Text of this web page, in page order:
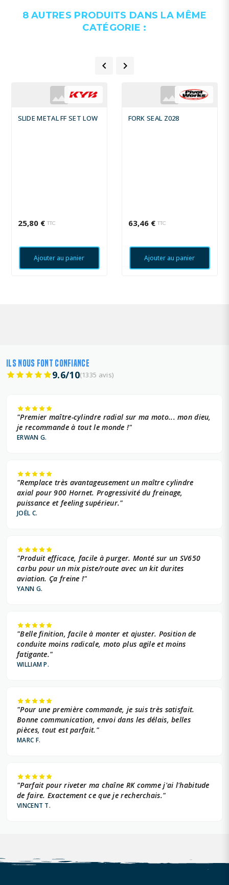
8 AUTRES PRODUITS DANS LA MÊME
CATÉGORIE :
 
SLIDE METAL FF SET LOW
25,80 € TTC
Ajouter au panier
FORK SEAL Z028
63,46 € TTC
Ajouter au panier
ILS NOUS FONT CONFIANCE
9.6/10(1335 avis)
"Premier maître-cylindre radial sur ma moto... mon dieu,
je recommande à tout le monde !"
ERWAN G.
"Remplace très avantageusement un maître cylindre
axial pour 900 Hornet. Progressivité du freinage,
puissance et feeling supérieur."
JOËL C.
"Produit efficace, facile à purger. Monté sur un SV650
carbu pour un mix piste/route avec un kit durites
aviation. Ça freine !"
YANN G.
"Belle finition, facile à monter et ajuster. Position de
conduite moins radicale, moto plus agile et moins
fatigante."
WILLIAM P.
"Pour une première commande, je suis très satisfait.
Bonne communication, envoi dans les délais, belles
pièces, tout est parfait."
MARC F.
"Parfait pour riveter ma chaîne RK comme j'ai l'habitude
de faire. Exactement ce que je recherchais."
VINCENT T.